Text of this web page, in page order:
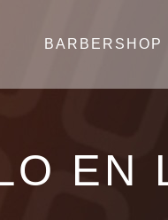
BARBERSHOP
EN